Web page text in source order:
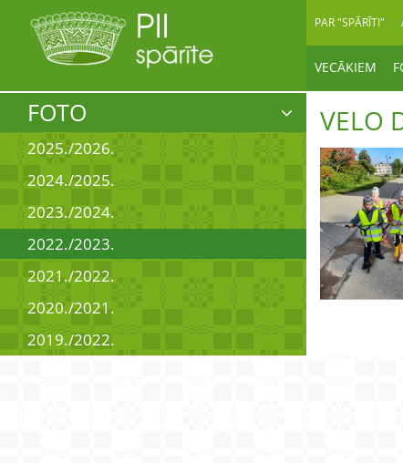
PAR "SPĀRĪTI"
VECĀKIEM
FOTO
2025./2026.
2024./2025.
2023./2024.
2022./2023.
2021./2022.
2020./2021.
2019./2022.
VELO